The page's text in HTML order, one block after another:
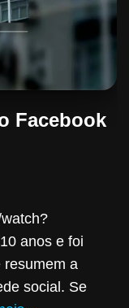
Facebook
anos e foi
resumem a
social. Se